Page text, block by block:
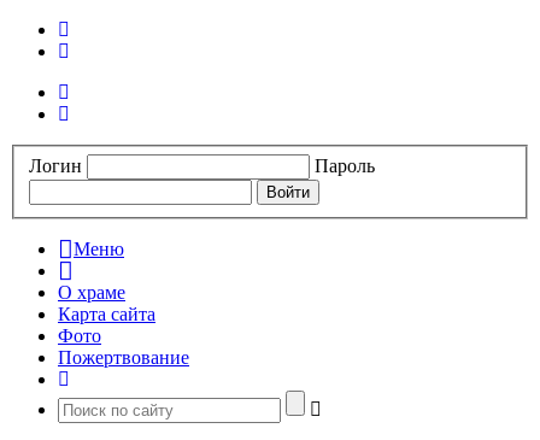
Логин Пароль
Меню
О храме
Карта сайта
Фото
Пожертвование